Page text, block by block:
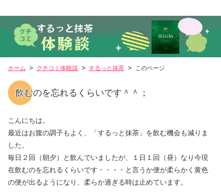
ホーム クチコミ体験談 するっと抹茶 このページ
飲むのを忘れるくらいです＾＾；
こんにちは。
最近はお腹の調子もよく、「するっと抹茶」を飲む機会も減りま
した。
毎日２回（朝夕）と飲んでいましたが、１日１回（昼）なり今現
在飲むのを忘れるくらいです・・・・と言うか便が柔らかく黄色
の便が出るようになり、柔らか過ぎる時は止めています。